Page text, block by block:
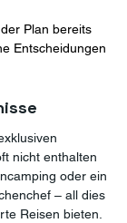
Plan bereits
Entscheidungen
nicht enthalten
oder ein
– all dies
Reisen bieten.